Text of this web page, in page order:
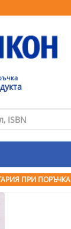
ПРИ ПОРЪЧКА